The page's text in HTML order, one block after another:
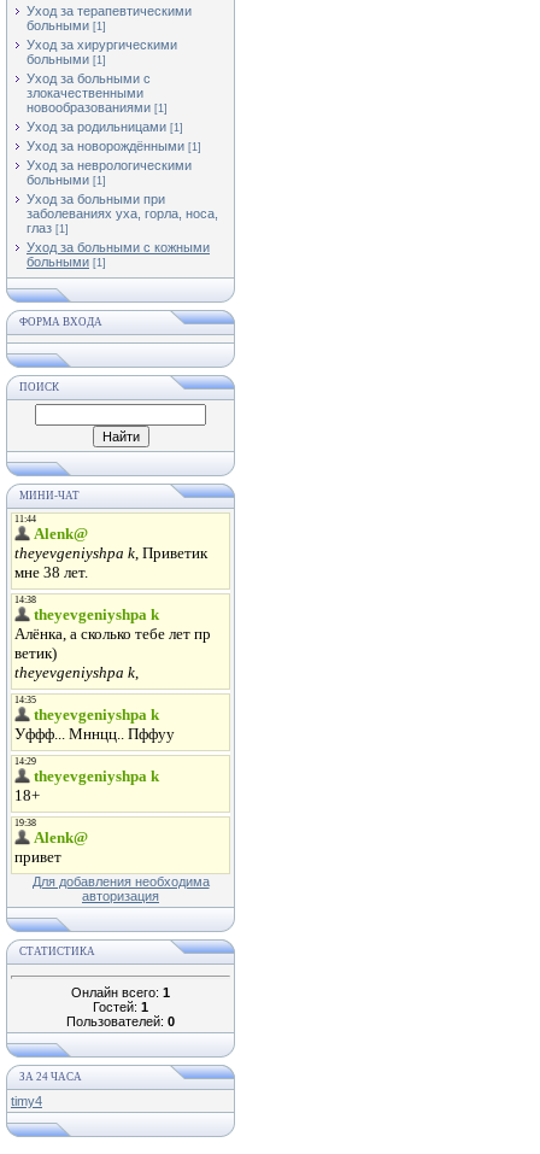
Уход за терапевтическими
больными [1]
Уход за хирургическими
больными [1]
Уход за больными с
злокачественными
новообразованиями [1]
Уход за родильницами [1]
Уход за новорождёнными [1]
Уход за неврологическими
больными [1]
Уход за больными при
заболеваниях уха, горла, носа,
глаз [1]
Уход за больными с кожными
больными [1]
ФОРМА ВХОДА
ПОИСК
МИНИ-ЧАТ
Для добавления необходима
авторизация
СТАТИСТИКА
Онлайн всего: 1
Гостей: 1
Пользователей: 0
ЗА 24 ЧАСА
timy4